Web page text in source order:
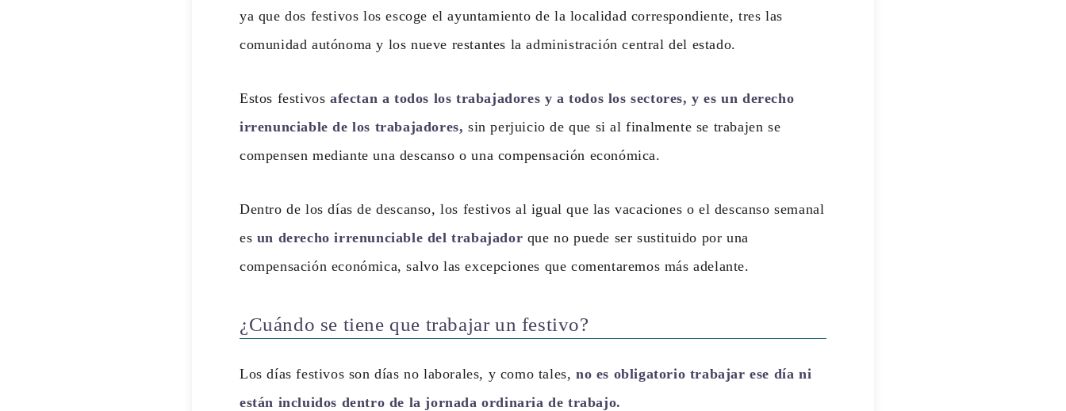
ya que dos festivos los escoge el ayuntamiento de la localidad correspondiente, tres las
comunidad autónoma y los nueve restantes la administración central del estado.
Estos festivos afectan a todos los trabajadores y a todos los sectores, y es un derecho
irrenunciable de los trabajadores, sin perjuicio de que si al finalmente se trabajen se
compensen mediante una descanso o una compensación económica.
Dentro de los días de descanso, los festivos al igual que las vacaciones o el descanso semanal
es un derecho irrenunciable del trabajador que no puede ser sustituido por una
compensación económica, salvo las excepciones que comentaremos más adelante.
¿Cuándo se tiene que trabajar un festivo?
Los días festivos son días no laborales, y como tales, no es obligatorio trabajar ese día ni
están incluidos dentro de la jornada ordinaria de trabajo.